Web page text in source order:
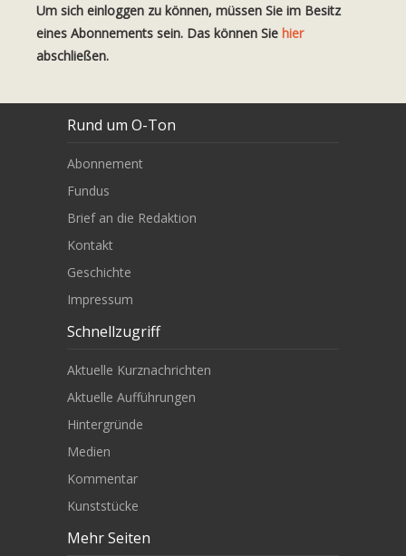
Um sich einloggen zu können, müssen Sie im Besitz
eines Abonnements sein. Das können Sie hier
abschließen.
Rund um O-Ton
Abonnement
Fundus
Brief an die Redaktion
Kontakt
Geschichte
Impressum
Schnellzugriff
Aktuelle Kurznachrichten
Aktuelle Aufführungen
Hintergründe
Medien
Kommentar
Kunststücke
Mehr Seiten